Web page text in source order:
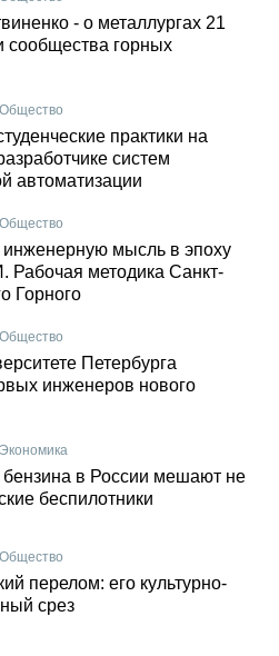
- о металлургах 21
сообщества горных
практики на
систем
автоматизации
инженерную мысль в эпоху
Рабочая методика Санкт-
Горного
Петербурга
инженеров нового
бензина в России мешают не
беспилотники
перелом: его культурно-
срез